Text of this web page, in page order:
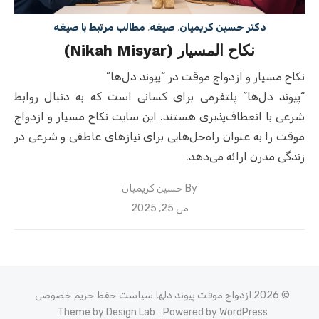
دکتر حسین کریمیان, صیغه, مطالب مرتبط با صیغه
نکاح المسیار (Nikah Misyar)
نکاح مسیار و ازدواج موقت در “پیوند دل‌ها”
“پیوند دل‌ها” پلتفرمی برای کسانی است که به دنبال روابط
شرعی با انعطاف‌پذیری هستند. این سایت نکاح مسیار و ازدواج
موقت را به عنوان راه‌حل‌هایی برای نیازهای عاطفی و شرعی در
زندگی مدرن ارائه می‌دهد.
By حسین کریمیان
Posted
می 25, 2025
© 2026 ازدواج موقت پیوند دلها
سیاست حفظ حریم خصوصی
Powered by WordPress
Theme by Design Lab